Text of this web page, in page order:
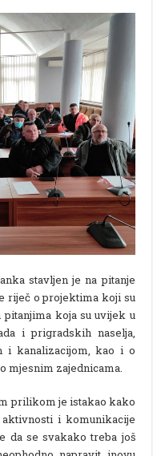
stavljen je na pitanje
riječ o projektima koji su
koja su uvijek u
i prigradskih naselja,
i kanalizacijom, kao i o
mjesnim zajednicama.
prilikom je istakao kako
i komunikacije
da se svakako treba još